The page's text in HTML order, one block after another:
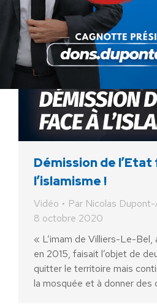
Démission de l’Etat
l’islamisme !
Vidéo Par Nicolas Dupont-
8 octobre 2020
« L’imam de Villiers-Le-Bel,
en 2015, faisait l’objet de
quitter le territoire mais
la mosquée et à donner des